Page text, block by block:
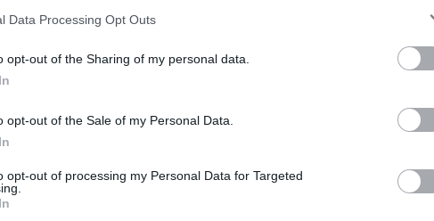
Data Processing Opt Outs
opt-out of the Sharing of my personal data.
opt-out of the Sale of my Personal Data.
opt-out of processing my Personal Data for Targeted
Quantité effets
Depuis
Il y
pilule contraceptive. Le nuvaring avec sa
peu durant les 15
1 Réaction